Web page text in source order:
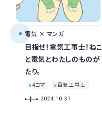
電気 × マンガ
目指せ！電気工事士！ねこ
と電気とわたしのものが
たり。
4コマ 電気工事士
2024.10.31